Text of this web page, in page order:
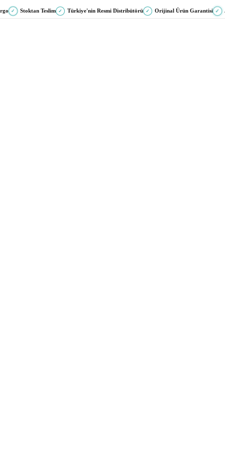
✓ Stoktan Teslim ✓ Türkiye'nin Resmi Distribütörü ✓ Orijinal Ürün Garantisi ✓